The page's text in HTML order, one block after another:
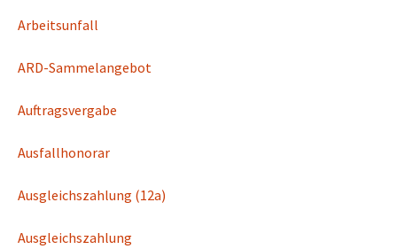
Arbeitsunfall
ARD-Sammelangebot
Auftragsvergabe
Ausfallhonorar
Ausgleichszahlung (12a)
Ausgleichszahlung